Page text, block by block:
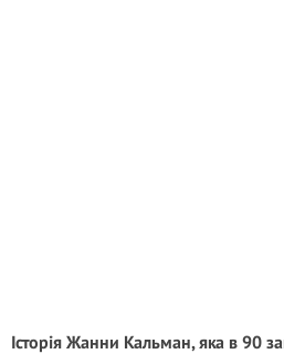
Історія Жанни Кальман, яка в 90